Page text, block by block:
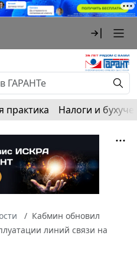
практика Налоги и
Кабмин обновил
линий связи на